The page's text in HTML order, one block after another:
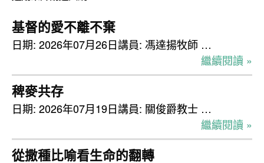
視
基督的愛不離不棄
日期: 2026年07月26日講員: 馮達揚牧師 …
繼續閱讀 »
稗麥共存
日期: 2026年07月19日講員: 關俊爵教士 …
繼續閱讀 »
從撒種比喻看生命的翻轉